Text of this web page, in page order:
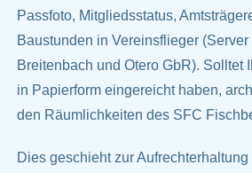
Passfoto, Mitgliedsstatus,
Baustunden in Vereinsflieger
Breitenbach und Otero GbR). Solltet
in Papierform eingereicht haben,
den Räumlichkeiten des SFC
Dies geschieht zur